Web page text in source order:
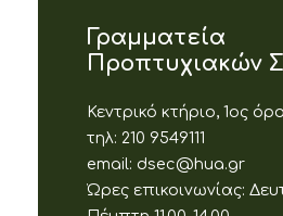
Γραμματεία
Προπτυχιακών
Κεντρικό κτήριο, 1ος
τηλ: 210 9549111
email: dsec@hua.gr
Ώρες επικοινωνίας: